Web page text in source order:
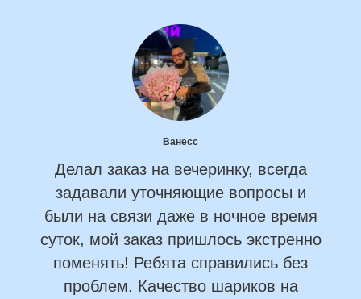
Ванесс
Делал заказ на вечеринку, всегда
задавали уточняющие вопросы и
были на связи даже в ночное время
суток, мой заказ пришлось экстренно
поменять! Ребята справились без
проблем. Качество шариков на